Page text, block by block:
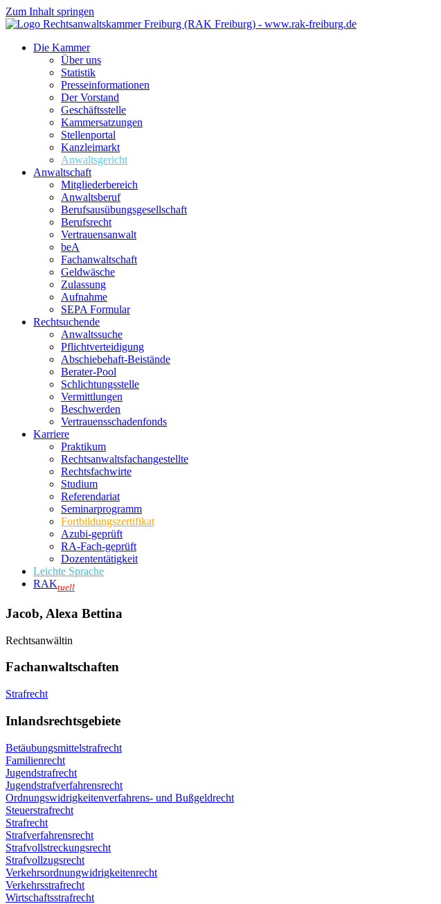
Zum Inhalt springen
Die Kammer
Über uns
Statistik
Presseinformationen
Der Vorstand
Geschäftsstelle
Kammersatzungen
Stellenportal
Kanzleimarkt
Anwaltsgericht
Anwaltschaft
Mitgliederbereich
Anwaltsberuf
Berufsausübungs­gesellschaft
Berufsrecht
Vertrauensanwalt
beA
Fachanwaltschaft
Geldwäsche
Zulassung
Aufnahme
SEPA Formular
Rechtsuchende
Anwaltssuche
Pflichtverteidigung
Abschiebehaft-Beistände
Berater-Pool
Schlichtungsstelle
Vermittlungen
Beschwerden
Vertrauensschadenfonds
Karriere
Praktikum
Rechtsanwalts­fachangestellte
Rechtsfachwirte
Studium
Referendariat
Seminarprogramm
Fortbildungszertifikat
Azubi-geprüft
RA-Fach-geprüft
Dozententätigkeit
Leichte Sprache
RAKtuell
Jacob, Alexa Bettina
Rechtsanwältin
Fachanwaltschaften
Strafrecht
Inlandsrechtsgebiete
Betäubungsmittelstrafrecht
Familienrecht
Jugendstrafrecht
Jugendstrafverfahrensrecht
Ordnungswidrigkeitenverfahrens- und Bußgeldrecht
Steuerstrafrecht
Strafrecht
Strafverfahrensrecht
Strafvollstreckungsrecht
Strafvollzugsrecht
Verkehrsordnungwidrigkeitenrecht
Verkehrsstrafrecht
Wirtschaftsstrafrecht